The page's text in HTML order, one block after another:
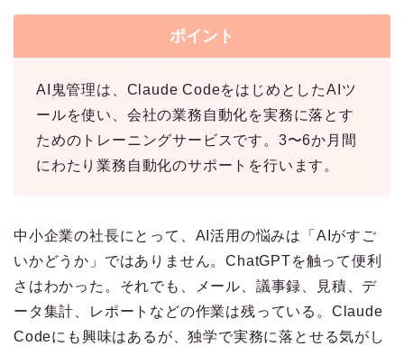
ポイント
AI鬼管理は、Claude CodeをはじめとしたAIツ
ールを使い、会社の業務自動化を実務に落とす
ためのトレーニングサービスです。3〜6か月間
にわたり業務自動化のサポートを行います。
中小企業の社長にとって、AI活用の悩みは「AIがすご
いかどうか」ではありません。ChatGPTを触って便利
さはわかった。それでも、メール、議事録、見積、デ
ータ集計、レポートなどの作業は残っている。Claude
Codeにも興味はあるが、独学で実務に落とせる気がし